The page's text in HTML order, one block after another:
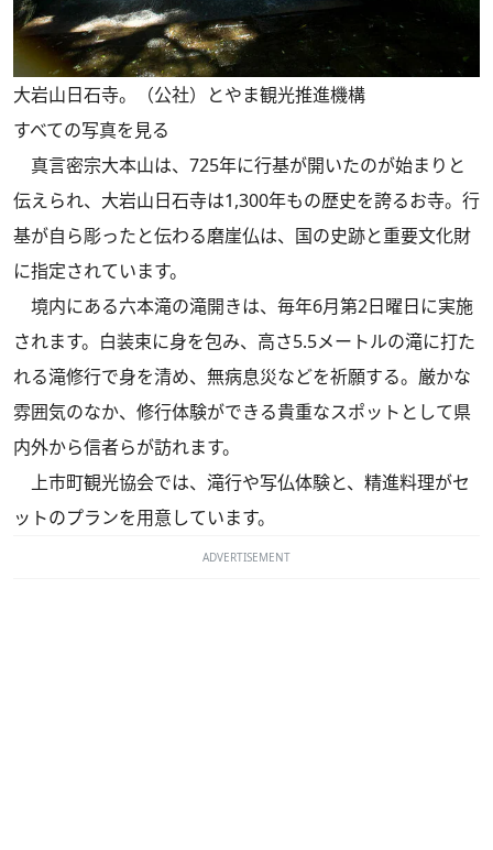
大岩山日石寺。（公社）とやま観光推進機構
すべての写真を見る
真言密宗大本山は、725年に行基が開いたのが始まりと
伝えられ、大岩山日石寺は1,300年もの歴史を誇るお寺。行
基が自ら彫ったと伝わる磨崖仏は、国の史跡と重要文化財
に指定されています。
境内にある六本滝の滝開きは、毎年6月第2日曜日に実施
されます。白装束に身を包み、高さ5.5メートルの滝に打た
れる滝修行で身を清め、無病息災などを祈願する。厳かな
雰囲気のなか、修行体験ができる貴重なスポットとして県
内外から信者らが訪れます。
上市町観光協会では、滝行や写仏体験と、精進料理がセ
ットのプランを用意しています。
ADVERTISEMENT